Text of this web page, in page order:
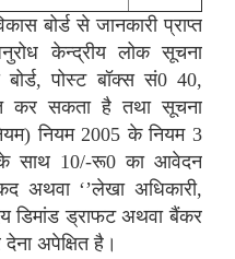
बोर्ड से जानकारी प्राप्‍त
केन्‍द्रीयलोकसूचना
बोर्ड, पोस्‍ट बॉक्‍स सं0 40,
कर सकता है तथा सूचना
नियम 2005 के नियम 3
साथ 10/-रू0 का आवेदन
अथवा ‘’लेखा अधिकारी,
देय डिमांड ड्राफट अथवा बैंकर
अपेक्षित है।